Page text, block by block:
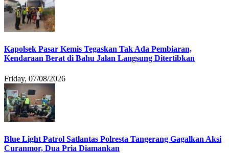
Kapolsek Pasar Kemis Tegaskan Tak Ada Pembiaran,
Kendaraan Berat di Bahu Jalan Langsung Ditertibkan
Friday, 07/08/2026
Blue Light Patrol Satlantas Polresta Tangerang Gagalkan Aksi
Curanmor, Dua Pria Diamankan